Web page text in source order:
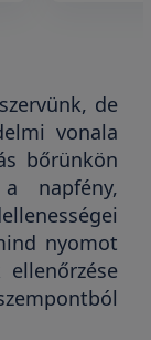
de
vonala
bőrünkön
napfény,
nyomot
ellenőrzése